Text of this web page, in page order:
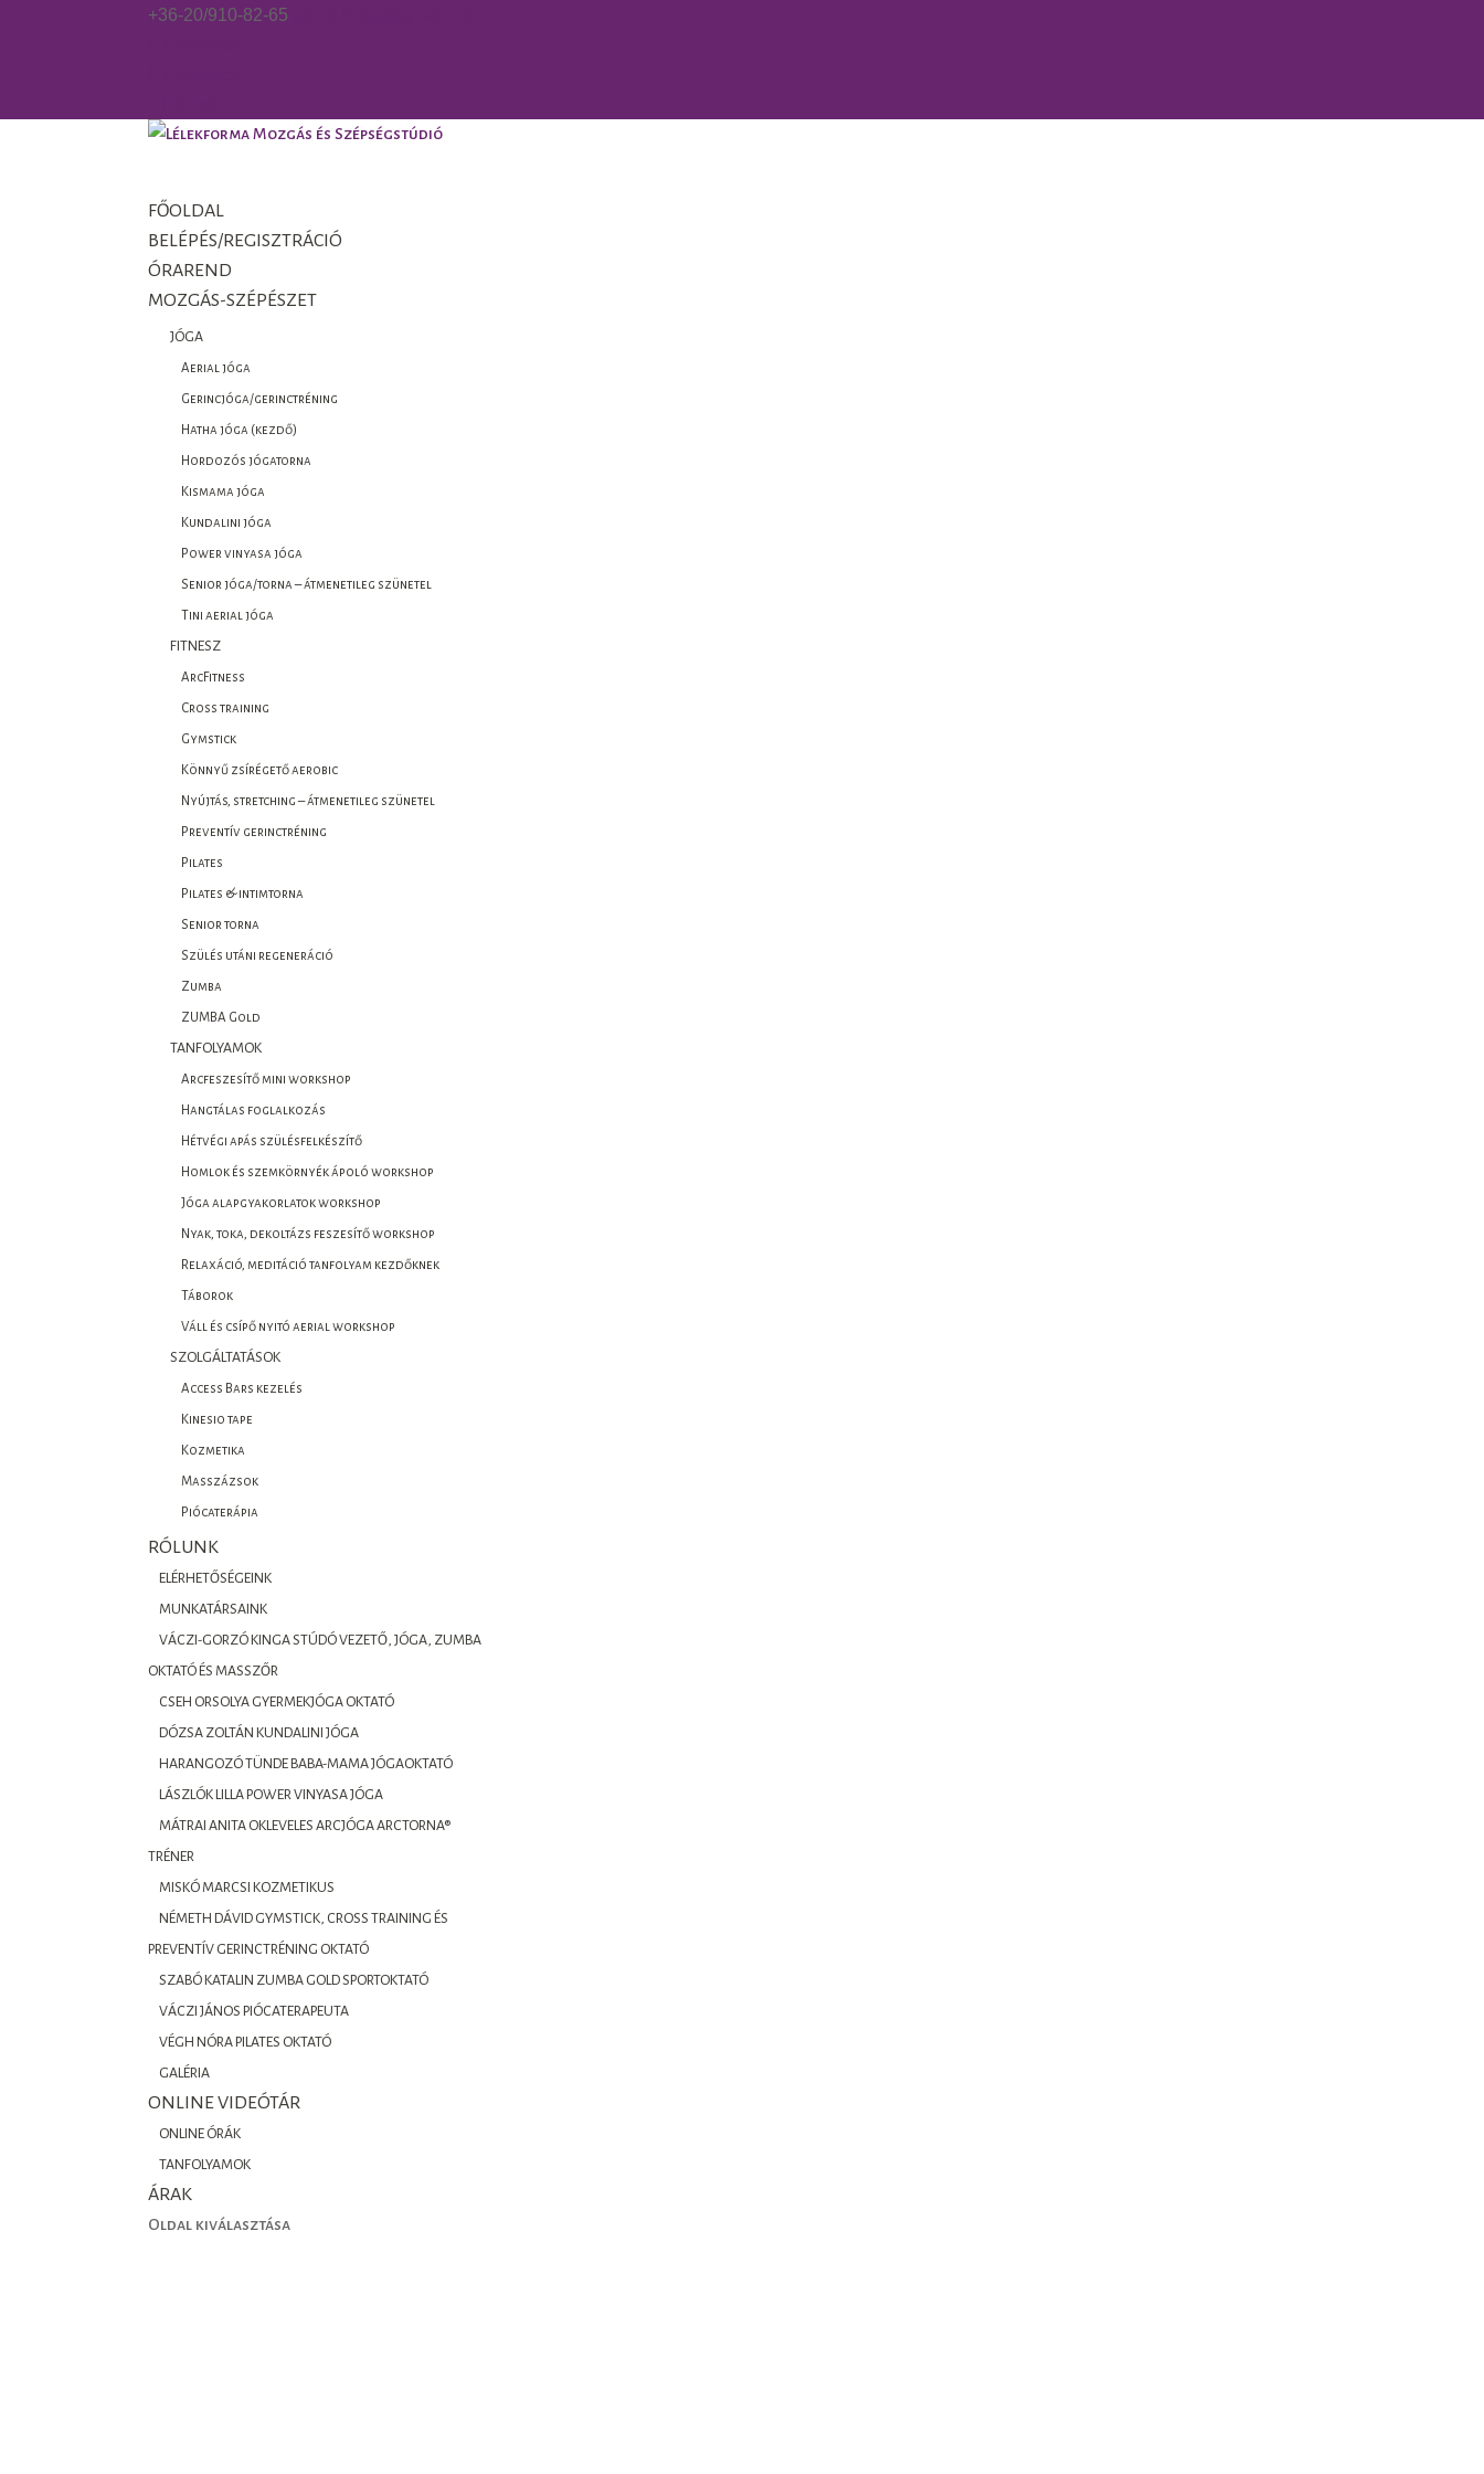
+36-20/910-82-65
FŐOLDAL
BELÉPÉS/REGISZTRÁCIÓ
ÓRAREND
MOZGÁS-SZÉPÉSZET
JÓGA
Aerial jóga
Gerincjóga/gerinctréning
Hatha jóga (kezdő)
Hordozós jógatorna
Kismama jóga
Kundalini jóga
Power vinyasa jóga
Senior jóga/torna – átmenetileg szünetel
Tini aerial jóga
FITNESZ
ArcFitness
Cross training
Gymstick
Könnyű zsírégető aerobic
Nyújtás, stretching – átmenetileg szünetel
Preventív gerinctréning
Pilates
Pilates & intimtorna
Senior torna
Szülés utáni regeneráció
Zumba
ZUMBA Gold
TANFOLYAMOK
Arcfeszesítő mini workshop
Hangtálas foglalkozás
Hétvégi apás szülésfelkészítő
Homlok és szemkörnyék ápoló workshop
Jóga alapgyakorlatok workshop
Nyak, toka, dekoltázs feszesítő workshop
Relaxáció, meditáció tanfolyam kezdőknek
Táborok
Váll és csípő nyitó aerial workshop
SZOLGÁLTATÁSOK
Access Bars kezelés
Kinesio tape
Kozmetika
Masszázsok
Piócaterápia
RÓLUNK
ELÉRHETŐSÉGEINK
MUNKATÁRSAINK
VÁCZI-GORZÓ KINGA STÚDÓ VEZETŐ, JÓGA, ZUMBA
OKTATÓ ÉS MASSZŐR
CSEH ORSOLYA GYERMEKJÓGA OKTATÓ
DÓZSA ZOLTÁN KUNDALINI JÓGA
HARANGOZÓ TÜNDE BABA-MAMA JÓGAOKTATÓ
LÁSZLÓK LILLA POWER VINYASA JÓGA
MÁTRAI ANITA OKLEVELES ARCJÓGA ARCTORNA®
TRÉNER
MISKÓ MARCSI KOZMETIKUS
NÉMETH DÁVID GYMSTICK, CROSS TRAINING ÉS
PREVENTÍV GERINCTRÉNING OKTATÓ
SZABÓ KATALIN ZUMBA GOLD SPORTOKTATÓ
VÁCZI JÁNOS PIÓCATERAPEUTA
VÉGH NÓRA PILATES OKTATÓ
GALÉRIA
ONLINE VIDEÓTÁR
ONLINE ÓRÁK
TANFOLYAMOK
ÁRAK
Oldal kiválasztása